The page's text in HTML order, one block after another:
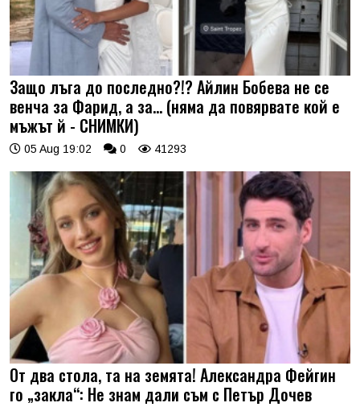
Защо лъга до последно?!? Айлин Бобева не се
венча за Фарид, а за... (няма да повярвате кой е
мъжът й - СНИМКИ)
05 Aug 19:02 0 41293
От два стола, та на земята! Александра Фейгин
го „закла“: Не знам дали съм с Петър Дочев